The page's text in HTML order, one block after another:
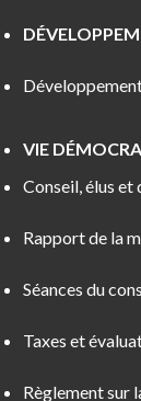
VIE
Conseil, élus
Rapport de la
Séances du
Taxes et
Règlement sur